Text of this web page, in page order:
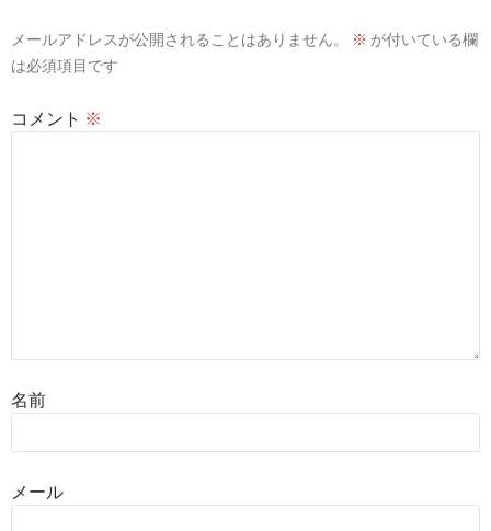
ン
メールアドレスが公開されることはありません。 ※ が付いている欄
は必須項目です
コメント ※
名前
メール